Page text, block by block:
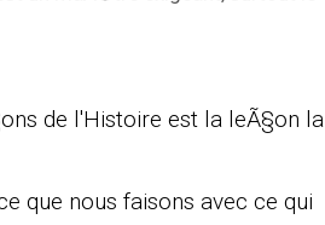
de l'Histoire est la leÃ§on la
que nous faisons avec ce qui